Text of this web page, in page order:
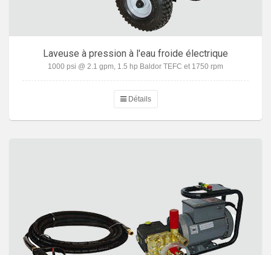
Laveuse à pression à l'eau froide électrique
1000 psi @ 2.1 gpm, 1.5 hp Baldor TEFC et 1750 rpm
Détails